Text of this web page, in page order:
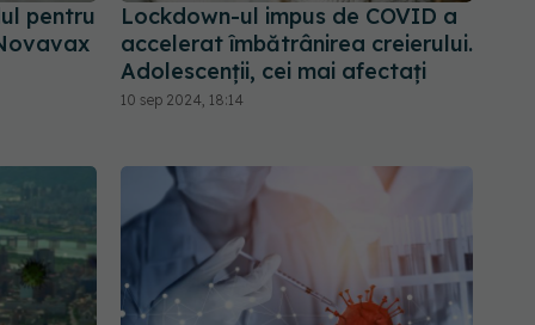
pentru
Lockdown-ul impus de COVID a
accelerat îmbătrânirea creierului.
Adolescenții, cei mai afectați
10 sep 2024, 18:14